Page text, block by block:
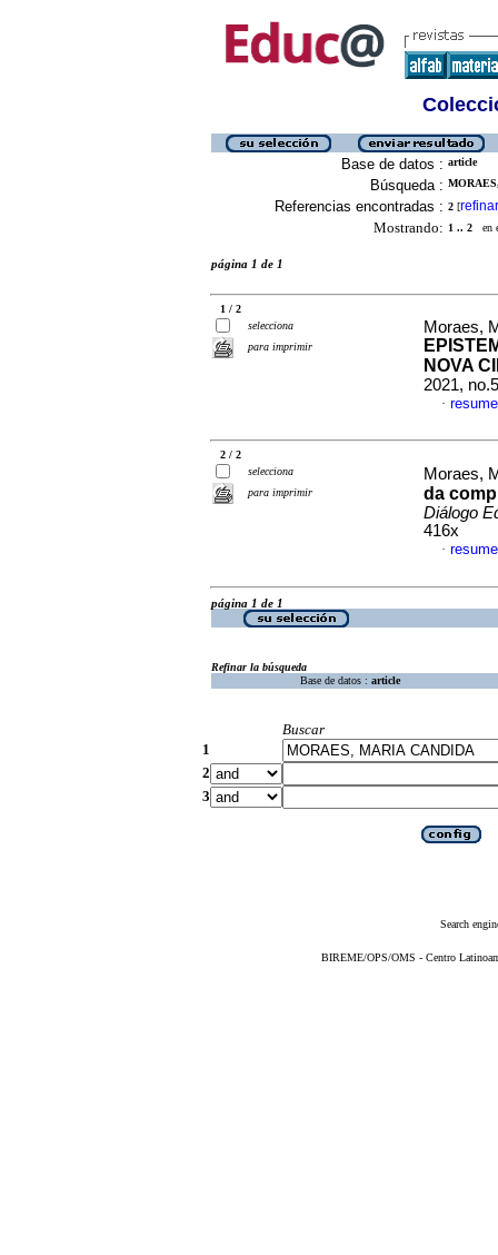
Base de datos : article
Búsqueda :
Referencias encontradas : 2 [refinar
Mostrando: 1 .. 2 en
página 1 de 1
1 / 2
selecciona
para imprimir
Moraes,
NOVA
2021,
·
2 / 2
selecciona
para imprimir
Moraes,
da
Diálogo
416x
·
página 1 de 1
Refinar la búsqueda
Base de datos : article
Buscar
1
2
3
Search
BIREME/OPS/OMS - Centro